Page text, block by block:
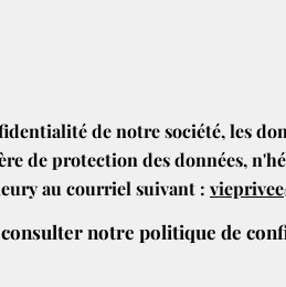
de notre société, les
de protection des données,
au courriel suivant :
notre politique de